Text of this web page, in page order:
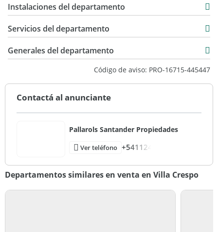
USD 214.900
11 m2
82 m2
Instalaciones del departamento
Servicios del departamento
Generales del departamento
Código de aviso: PRO-16715-445447
Contactá al anunciante
Pallarols Santander Propiedades
Ver teléfono +541124
Departamentos similares en venta en Villa Crespo